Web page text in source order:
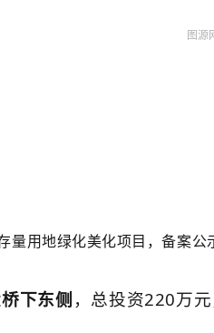
图源
量用地绿化美化项目，备案公
下东侧，总投资220万元